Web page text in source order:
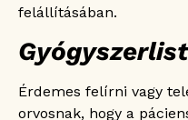
felállításában.
Érdemes felírni vagy
orvosnak, hogy a